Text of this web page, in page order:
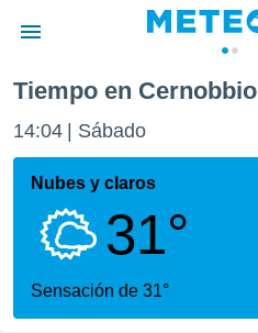
de
ha
calidad.
a este
las
Tiempo en Cernobbio
14:04 Sábado
Nubes y claros
31°
Sensación de 31°